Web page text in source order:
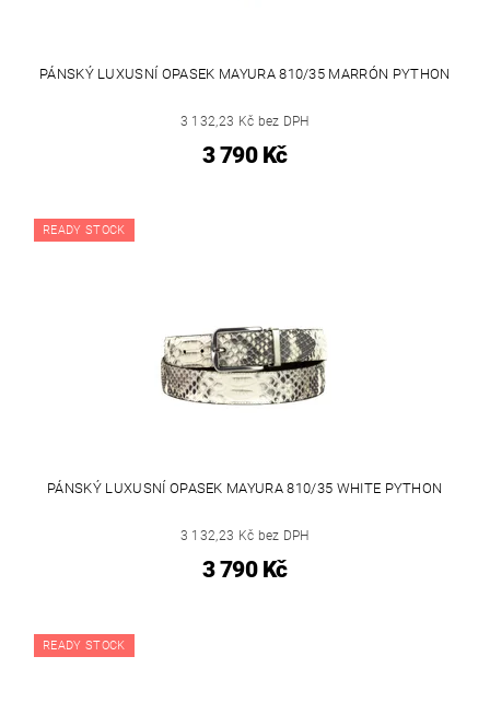
PÁNSKÝ LUXUSNÍ OPASEK MAYURA 810/35 MARRÓN PYTHON
3 132,23 Kč bez DPH
3 790 Kč
READY STOCK
PÁNSKÝ LUXUSNÍ OPASEK MAYURA 810/35 WHITE PYTHON
3 132,23 Kč bez DPH
3 790 Kč
READY STOCK